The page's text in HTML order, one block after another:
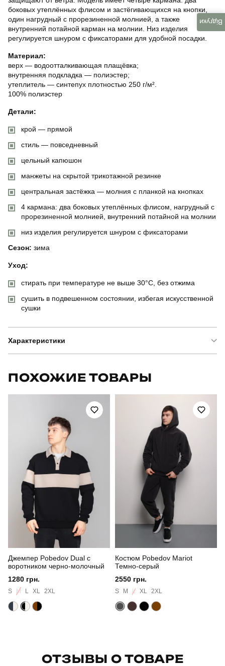
боковых утеплённых флисом и застёгивающихся на кнопки,
один нагрудный с прорезиненной молнией, а также
внутренний потайной карман на молнии. Низ изделия
регулируется шнуром с фиксаторами для удобной посадки.
Материал:
верх — водоотталкивающая плащёвка;
внутренняя подкладка — полиэстер;
утеплитель — синтепух плотностью 250 г/м².
100% полиэстер
Детали:
крой — прямой
стиль — повседневный
цельный капюшон
манжеты на скрытой трикотажной резинке
центральная застёжка — молния с планкой на кнопках
4 кармана: два боковых утеплённых флисом, нагрудный с
прорезиненной молнией, внутренний потайной на молнии
низ изделия регулируется шнуром с фиксаторами
Сезон: зима
Уход:
стирать при температуре не выше 30°C, без отжима
сушить в подвешенном состоянии, избегая искусственной
сушки
Характеристики
OWku2756Skh
Призначення для повсякденного носіння
повсякденний
Сезон
Склад тканини 100% поліестер
Країна - виробник
ПОХОЖИЕ ТОВАРЫ
Джемпер Pobedov Dual с
воротником черно-молочный
1280 грн.
S M L XL 2XL
Костюм Pobedov Mariot
Темно-серый
2550 грн.
S M L XL 2XL
ОТЗЫВЫ О ТОВАРЕ
Відгуки